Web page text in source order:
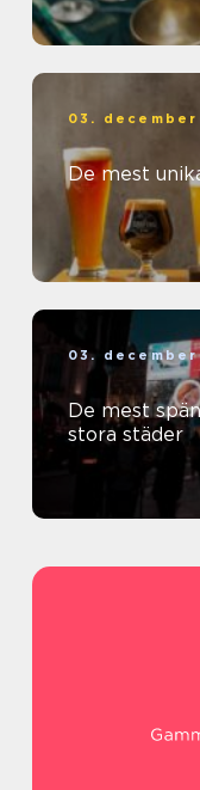
03. december
De mest
03. december
De mest
stora städer